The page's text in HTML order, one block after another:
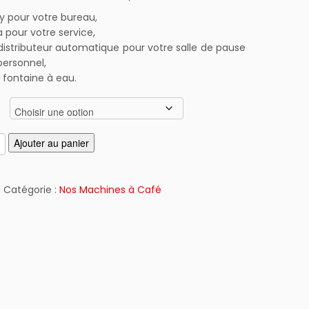
0,15€
à
180,00€
pour votre bureau,
pour votre service,
automatique pour votre salle de pause
fontaine à eau.
Ajouter au panier
Catégorie :Nos Machines à Café